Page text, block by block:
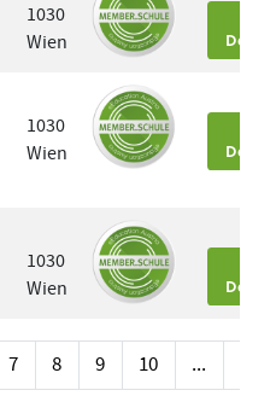
1030
Wien
1030
Wien
1030
Wien
7 8 9 10 ...